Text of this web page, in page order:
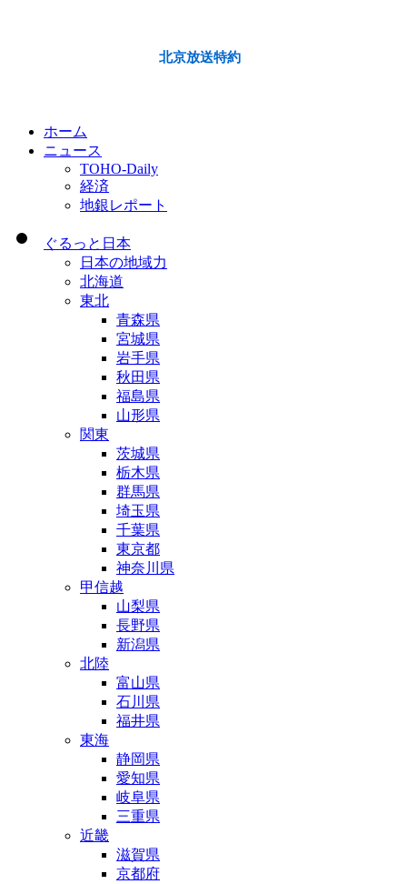
北京放送特約
ホーム
ニュース
TOHO-Daily
経済
地銀レポート
ぐるっと日本
日本の地域力
北海道
東北
青森県
宮城県
岩手県
秋田県
福島県
山形県
関東
茨城県
栃木県
群馬県
埼玉県
千葉県
東京都
神奈川県
甲信越
山梨県
長野県
新潟県
北陸
富山県
石川県
福井県
東海
静岡県
愛知県
岐阜県
三重県
近畿
滋賀県
京都府